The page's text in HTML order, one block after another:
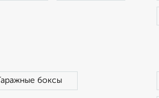
Гаражные боксы